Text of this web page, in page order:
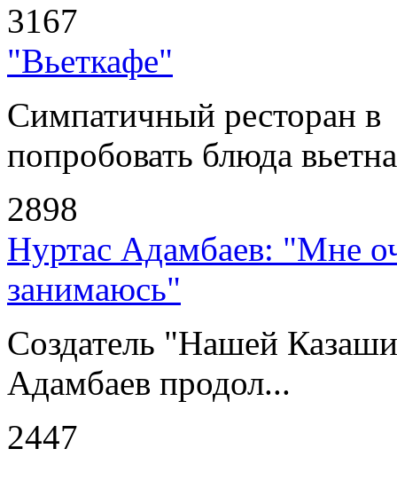
3167
"Вьеткафе"
Симпатичный ресторан
попробовать блюда
2898
Нуртас Адамбаев: "Мне
занимаюсь"
Создатель "Нашей
Адамбаев продол...
2447